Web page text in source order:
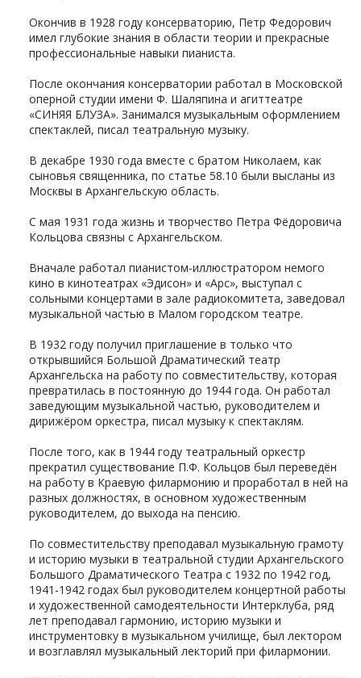
Окончив в 1928 году консерваторию, Петр Федорович
имел глубокие знания в области теории и прекрасные
профессиональные навыки пианиста.
После окончания консерватории работал в Московской
оперной студии имени Ф. Шаляпина и агиттеатре
«СИНЯЯ БЛУЗА». Занимался музыкальным оформлением
спектаклей, писал театральную музыку.
В декабре 1930 года вместе с братом Николаем, как
сыновья священника, по статье 58.10 были высланы из
Москвы в Архангельскую область.
С мая 1931 года жизнь и творчество Петра Фёдоровича
Кольцова связны с Архангельском.
Вначале работал пианистом-иллюстратором немого
кино в кинотеатрах «Эдисон» и «Арс», выступал с
сольными концертами в зале радиокомитета, заведовал
музыкальной частью в Малом городском театре.
В 1932 году получил приглашение в только что
открывшийся Большой Драматический театр
Архангельска на работу по совместительству, которая
превратилась в постоянную до 1944 года. Он работал
заведующим музыкальной частью, руководителем и
дирижёром оркестра, писал музыку к спектаклям.
После того, как в 1944 году театральный оркестр
прекратил существование П.Ф. Кольцов был переведён
на работу в Краевую филармонию и проработал в ней на
разных должностях, в основном художественным
руководителем, до выхода на пенсию.
По совместительству преподавал музыкальную грамоту
и историю музыки в театральной студии Архангельского
Большого Драматического Театра с 1932 по 1942 год,
1941-1942 годах был руководителем концертной работы
и художественной самодеятельности Интерклуба, ряд
лет преподавал гармонию, историю музыки и
инструментовку в музыкальном училище, был лектором
и возглавлял музыкальный лекторий при филармонии.